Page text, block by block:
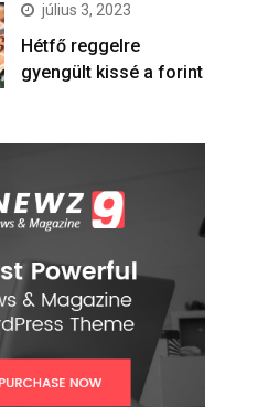
július 3, 2023
Hétfő reggelre
gyengült kissé a forint